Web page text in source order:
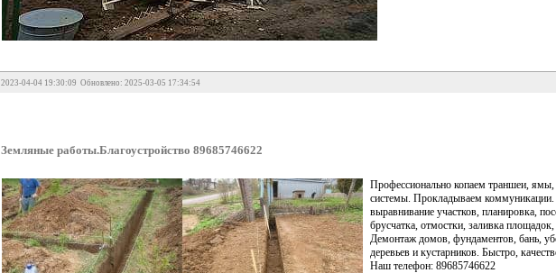
2023-04-04 19:30:09 Обновлено: 2025-03-05 17:34:54
Земляные работы.Благоустройство 89685746622
Профессионально копаем траншеи,
системы. Прокладываем
выравнивание участков, планировка,
брусчатка, отмостки, заливка
Демонтаж домов, фундаментов, бань,
деревьев и кустарников. Быстро,
Наш телефон: 89685746622